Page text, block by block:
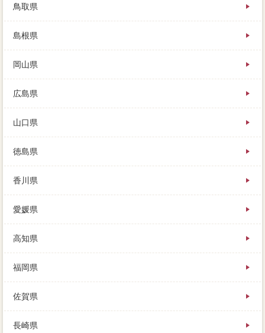
鳥取県
島根県
岡山県
広島県
山口県
徳島県
香川県
愛媛県
高知県
福岡県
佐賀県
長崎県